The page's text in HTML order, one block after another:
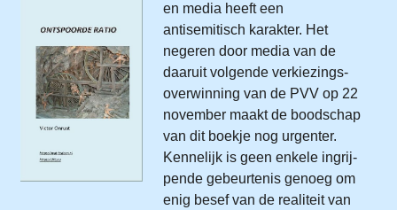
en media heeft een
antisemitisch karakter. Het
negeren door media van de
daaruit volgende verkiezings­
over­winning van de PVV op 22
november maakt de boodschap
van dit boekje nog urgenter.
Kennelijk is geen enkele ingrij­
pende gebeurtenis genoeg om
enig besef van de realiteit van